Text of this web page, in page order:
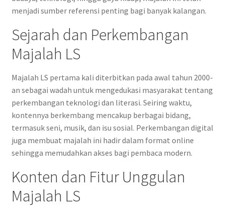
menjadi sumber referensi penting bagi banyak kalangan.
Sejarah dan Perkembangan
Majalah LS
Majalah LS pertama kali diterbitkan pada awal tahun 2000-
an sebagai wadah untuk mengedukasi masyarakat tentang
perkembangan teknologi dan literasi. Seiring waktu,
kontennya berkembang mencakup berbagai bidang,
termasuk seni, musik, dan isu sosial. Perkembangan digital
juga membuat majalah ini hadir dalam format online
sehingga memudahkan akses bagi pembaca modern.
Konten dan Fitur Unggulan
Majalah LS